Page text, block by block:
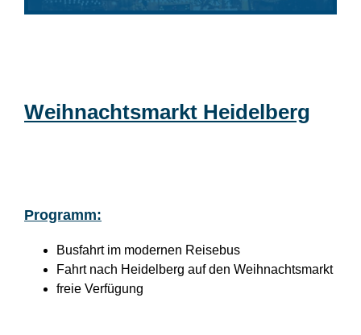
Weihnachtsmarkt Heidelberg
Programm:
Busfahrt im modernen Reisebus
Fahrt nach Heidelberg auf den Weihnachtsmarkt
freie Verfügung